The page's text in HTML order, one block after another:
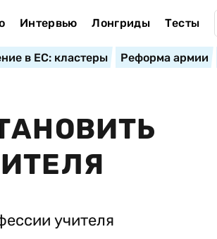
Интервью Лонгриды Тесты
в ЕС: кластеры Реформа армии